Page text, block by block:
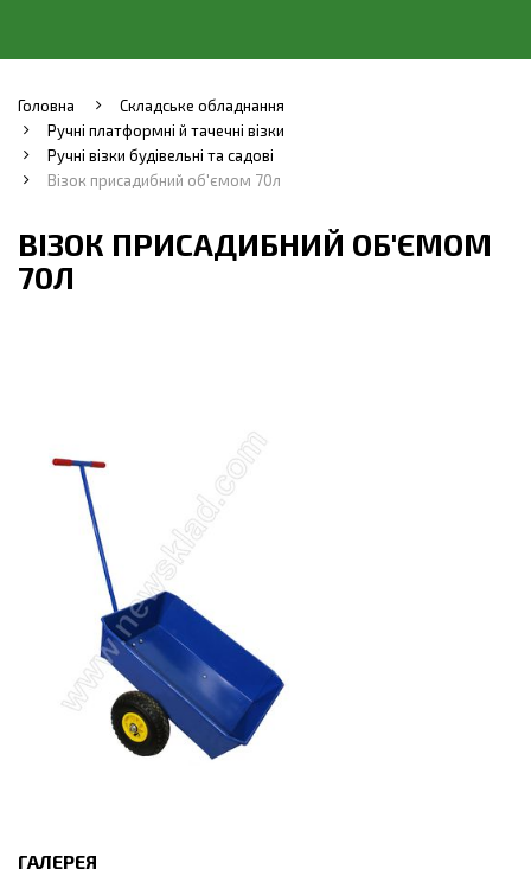
Головна
Складське обладнання
Ручні платформні й тачечні візки
Ручні візки будівельні та садові
Візок присадибний об'ємом 70л
ВІЗОК ПРИСАДИБНИЙ ОБ'ЄМОМ
70Л
ГАЛЕРЕЯ